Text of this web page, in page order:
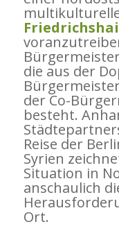
die aus der
der Co-
besteht.
Reise der
Syrien
Situation in
anschaulich
Ort.